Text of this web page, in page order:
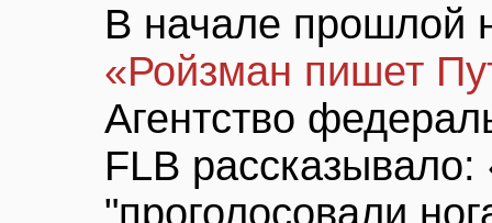
В начале прошлой
«Ройзман пишет
Агентство
FLB
"проголосовали